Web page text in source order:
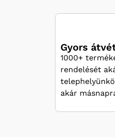
Gyors
1000+
rendelését
akár